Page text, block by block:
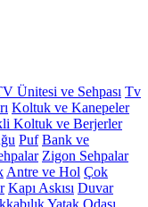
Ünitesi ve Sehpası Tv
Koltuk ve Kanepeler
Koltuk ve Berjerler
Puf Bank ve
Zigon Sehpalar
Antre ve Hol Çok
Kapı Askısı Duvar
Yatak Odası